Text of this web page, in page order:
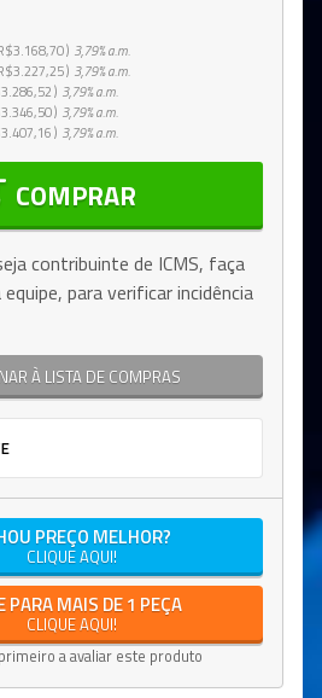
3,79%a.m.
3,79%a.m.
3,79%a.m.
3,79%a.m.
3,79%a.m.
COMPRAR
contribuinte de ICMS, faça
para verificar incidência
À LISTA DE COMPRAS
PREÇO MELHOR?
CLIQUE AQUI!
PARA MAIS DE 1 PEÇA
CLIQUE AQUI!
a avaliar este produto